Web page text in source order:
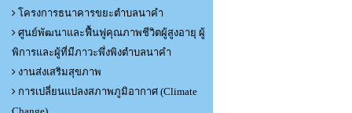
โครงการธนาคารขยะตำบลนาคำ
ศูนย์พัฒนาและฟื้นฟูคุณภาพชีวิตผู้สูงอายุ ผู้
พิการและผู้ที่มีภาวะพึ่งพิงตำบลนาคำ
งานส่งเสริมสุขภาพ
การเปลี่ยนแปลงสภาพภูมิอากาศ (Climate